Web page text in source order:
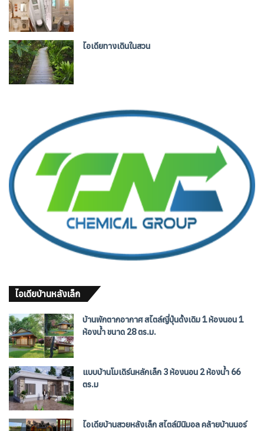
ไอเดียทางเดินในสวน
ไอเดียบ้านหลังเล็ก
บ้านพักตากอากาศ สไตล์ญี่ปุ่นดั้งเดิม 1 ห้องนอน 1
ห้องน้ำ ขนาด 28 ตร.ม.
แบบบ้านโมเดิร์นหลักเล็ก 3 ห้องนอน 2 ห้องน้ำ 66
ตร.ม
ไอเดียบ้านสวยหลังเล็ก สไตล์มินิมอล คล้ายบ้านนอร์